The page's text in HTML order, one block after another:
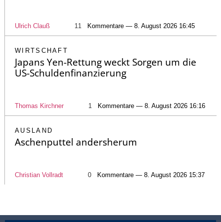
Ulrich Clauß 11 Kommentare — 8. August 2026 16:45
WIRTSCHAFT
Japans Yen-Rettung weckt Sorgen um die
US-Schuldenfinanzierung
Thomas Kirchner 1 Kommentare — 8. August 2026 16:16
AUSLAND
Aschenputtel andersherum
Christian Vollradt 0 Kommentare — 8. August 2026 15:37